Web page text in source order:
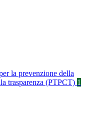
la prevenzione della
trasparenza (PTPCT) 1